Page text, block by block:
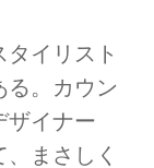
イリスト
る。カウン
ザイナー
まさしく